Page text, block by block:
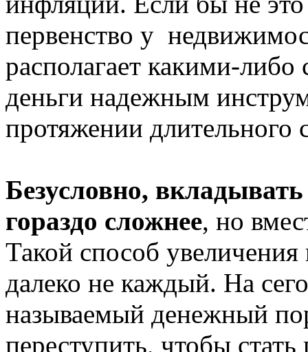
первенство у
располагает какими-
деньги надежным
протяжении длительного
Безусловно,
гораздо сложнее, но
Такой способ увеличения
далеко не каждый. На
называемый денежный
переступить, чтобы